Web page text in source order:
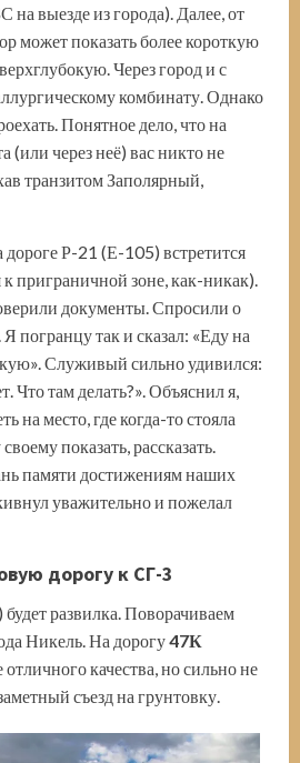
на выезде из города). Далее, от
может показать более короткую
Через город и с
комбинату. Однако
Понятное дело, что на
(или через неё) вас никто не
транзитом Заполярный,
дороге Р-21 (Е-105) встретится
зоне, как-никак).
документы. Спросили о
погранцу так и сказал: «Еду на
Служивый сильно удивился:
Что там делать?». Объяснил я,
на место, где когда-то стояла
показать, рассказать.
памяти достижениям наших
уважительно и пожелал
дорогу к СГ-3
развилка. Поворачиваем
Никель. На дорогу47К
отличного качества, но сильно не
съезд на грунтовку.